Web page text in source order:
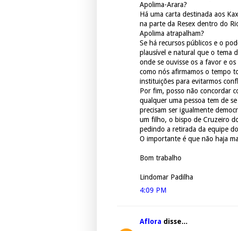
Apolima-Arara?
Há uma carta destinada aos
na parte da Resex dentro do
Apolima atrapalham?
Se há recursos públicos e o
plausível e natural que o tema
onde se ouvisse os a favor e
como nós afirmamos o tempo
instituições para evitarmos
Por fim, posso não concordar
qualquer uma pessoa tem de
precisam ser igualmente
um filho, o bispo de Cruzeiro
pedindo a retirada da equipe
O importante é que não haja
Bom trabalho
Lindomar Padilha
4:09 PM
Aflora disse...